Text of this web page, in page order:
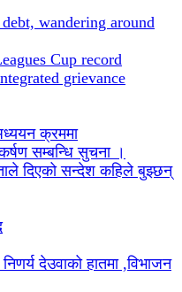
wandering around
Cup record
grievance
क्रममा
सम्बन्धि सुचना ।
दिएको सन्देश कहिले बुझ्छन्
देउवाको हातमा ,विभाजन